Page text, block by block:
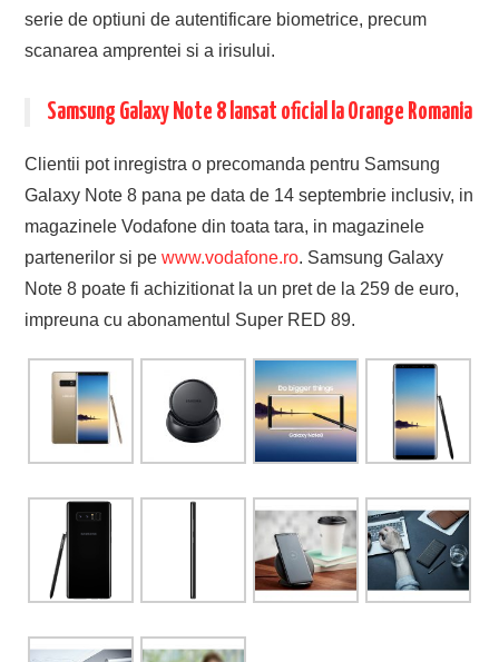
serie de optiuni de autentificare biometrice, precum
scanarea amprentei si a irisului.
Samsung Galaxy Note 8 lansat oficial la Orange Romania
Clientii pot inregistra o precomanda pentru Samsung
Galaxy Note 8 pana pe data de 14 septembrie inclusiv, in
magazinele Vodafone din toata tara, in magazinele
partenerilor si pewww.vodafone.ro. Samsung Galaxy
Note 8 poate fi achizitionat la un pret de la 259 de euro,
impreuna cu abonamentul Super RED 89.